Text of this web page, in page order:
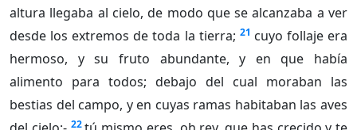
altura llegaba al cielo, de modo que se alcanzaba a ver
desde los extremos de toda la tierra; 21 cuyo follaje era
hermoso, y su fruto abundante, y en que había
alimento para todos; debajo del cual moraban las
bestias del campo, y en cuyas ramas habitaban las aves
22